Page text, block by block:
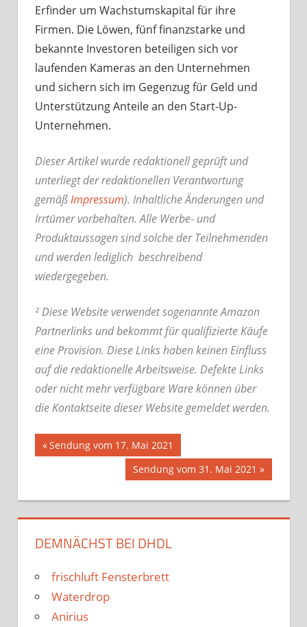
Erfinder um Wachstumskapital für ihre
Firmen. Die Löwen, fünf finanzstarke und
bekannte Investoren beteiligen sich vor
laufenden Kameras an den Unternehmen
und sichern sich im Gegenzug für Geld und
Unterstützung Anteile an den Start-Up-
Unternehmen.
Dieser Artikel wurde redaktionell geprüft und
unterliegt der redaktionellen Verantwortung
gemäßImpressum). Inhaltliche Änderungen und
Irrtümer vorbehalten. Alle Werbe- und
Produktaussagen sind solche der Teilnehmenden
und werden lediglich beschreibend
wiedergegeben.
² Diese Website verwendet sogenannte Amazon
Partnerlinks und bekommt für qualifizierte Käufe
eine Provision. Diese Links haben keinen Einfluss
auf die redaktionelle Arbeitsweise. Defekte Links
oder nicht mehr verfügbare Ware können über
die Kontaktseite dieser Website gemeldet werden.
Beitrags-
Navigation
Vorheriger
Beitrag:
Sendung vom 17. Mai 2021
Nächster
Beitrag:
Sendung vom 31. Mai 2021
DEMNÄCHST BEI DHDL
frischluft Fensterbrett
Waterdrop
Anirius